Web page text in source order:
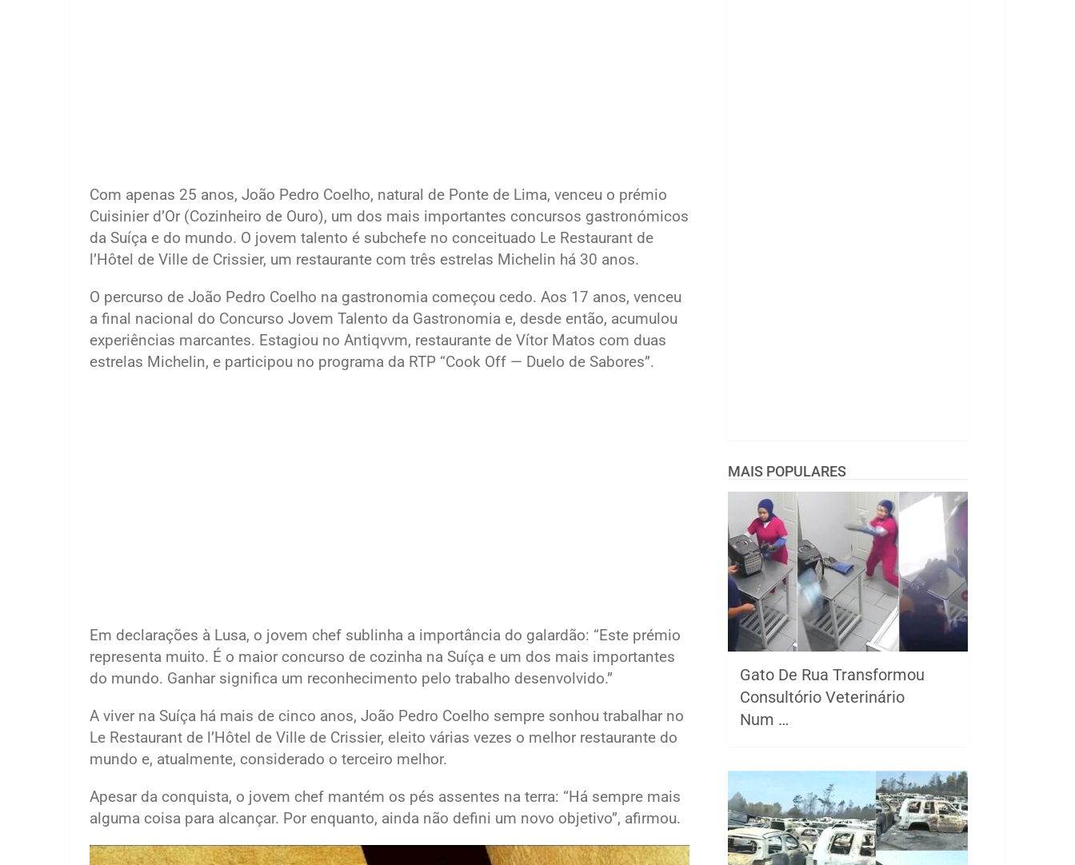
Com apenas 25 anos, João Pedro Coelho, natural de Ponte de Lima, venceu o prémio
Cuisinier d’Or (Cozinheiro de Ouro), um dos mais importantes concursos gastronómicos
da Suíça e do mundo. O jovem talento é subchefe no conceituado Le Restaurant de
l’Hôtel de Ville de Crissier, um restaurante com três estrelas Michelin há 30 anos.
O percurso de João Pedro Coelho na gastronomia começou cedo. Aos 17 anos, venceu
a final nacional do Concurso Jovem Talento da Gastronomia e, desde então, acumulou
experiências marcantes. Estagiou no Antiqvvm, restaurante de Vítor Matos com duas
estrelas Michelin, e participou no programa da RTP “Cook Off — Duelo de Sabores”.
Em declarações à Lusa, o jovem chef sublinha a importância do galardão: “Este prémio
representa muito. É o maior concurso de cozinha na Suíça e um dos mais importantes
do mundo. Ganhar significa um reconhecimento pelo trabalho desenvolvido.”
A viver na Suíça há mais de cinco anos, João Pedro Coelho sempre sonhou trabalhar no
Le Restaurant de l’Hôtel de Ville de Crissier, eleito várias vezes o melhor restaurante do
mundo e, atualmente, considerado o terceiro melhor.
Apesar da conquista, o jovem chef mantém os pés assentes na terra: “Há sempre mais
alguma coisa para alcançar. Por enquanto, ainda não defini um novo objetivo”, afirmou.
MAIS POPULARES
Gato De Rua Transformou
Consultório Veterinário
Num …